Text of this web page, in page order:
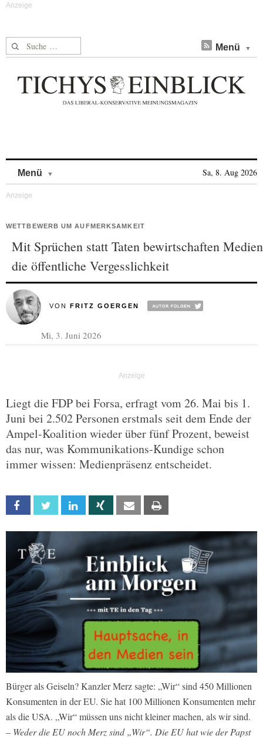
Suche nach: Menü
Menü Sa, 8. Aug 2026
WETTBEWERB UM AUFMERKSAMKEIT
Mit Sprüchen statt Taten bewirtschaften Medien
die öffentliche Vergesslichkeit
VON FRITZ GOERGEN
Mi, 3. Juni 2026
Liegt die FDP bei Forsa, erfragt vom 26. Mai bis 1.
Juni bei 2.502 Personen erstmals seit dem Ende der
Ampel-Koalition wieder über fünf Prozent, beweist
das nur, was Kommunikations-Kundige schon
immer wissen: Medienpräsenz entscheidet.
Facebook Twitter Linkedin Xing Email
Bürger als Geiseln? Kanzler Merz sagte: „Wir“ sind 450 Millionen
Konsumenten in der EU. Sie hat 100 Millionen Konsumenten mehr
als die USA. „Wir“ müssen uns nicht kleiner machen, als wir sind.
– Weder die EU noch Merz sind „Wir“. Die EU hat wie der Papst